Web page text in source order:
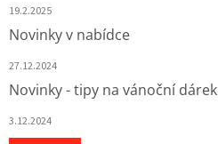
19.2.2025
Novinky v nabídce
27.12.2024
Novinky - tipy na vánoční dárek
3.12.2024